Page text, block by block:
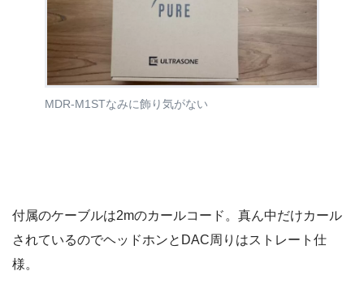
MDR-M1STなみに飾り気がない
付属のケーブルは2mのカールコード。真ん中だけカール
されているのでヘッドホンとDAC周りはストレート仕
様。